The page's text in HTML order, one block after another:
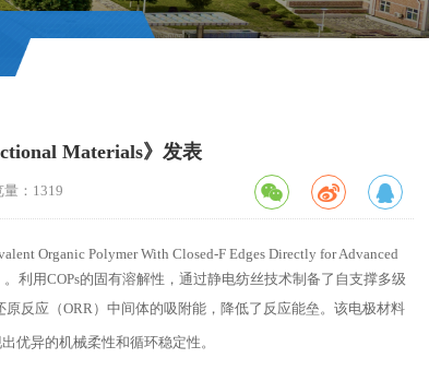
Materials》发表
： 1319
Organic Polymer With Closed-F Edges Directly for Advanced
利用COPs的固有溶解性，通过静电纺丝技术制备了自支撑多级
反应（ORR）中间体的吸附能，降低了反应能垒。该电极材料
出优异的机械柔性和循环稳定性。